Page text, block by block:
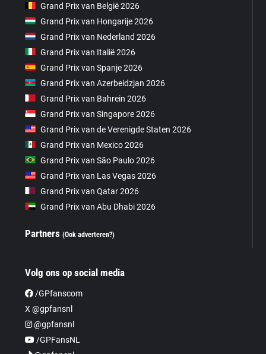
Grand Prix van België 2026
Grand Prix van Hongarije 2026
Grand Prix van Nederland 2026
Grand Prix van Italië 2026
Grand Prix van Spanje 2026
Grand Prix van Azerbeidzjan 2026
Grand Prix van Bahrein 2026
Grand Prix van Singapore 2026
Grand Prix van de Verenigde Staten 2026
Grand Prix van Mexico 2026
Grand Prix van São Paulo 2026
Grand Prix van Las Vegas 2026
Grand Prix van Qatar 2026
Grand Prix van Abu Dhabi 2026
Partners(Ook adverteren?)
Volg ons op social media
/GPfanscom
X @gpfansnl
@gpfansnl
/GPFansNL